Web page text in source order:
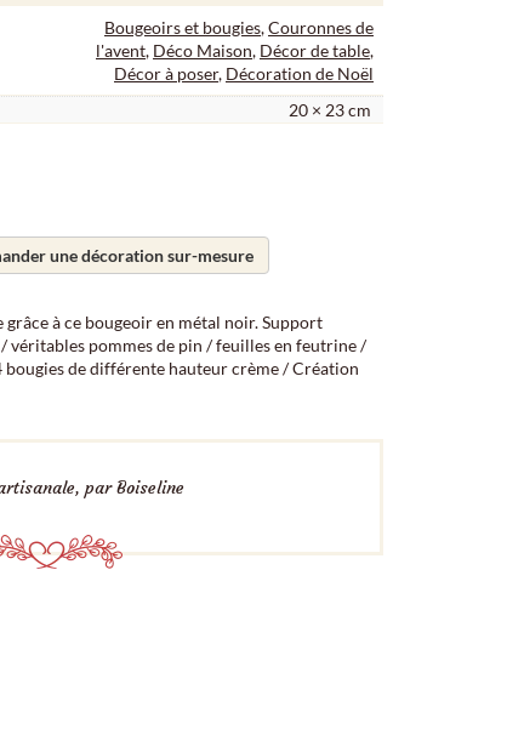
Bougeoirs et bougies,Couronnes de
l'avent, Déco Maison, Décor de table,
Décor à poser, Décoration de Noël
20 × 23 cm
une décoration sur-mesure
à ce bougeoir en métal noir. Support
pommes de pin / feuilles en feutrine /
de différente hauteur crème / Création
par Boiseline